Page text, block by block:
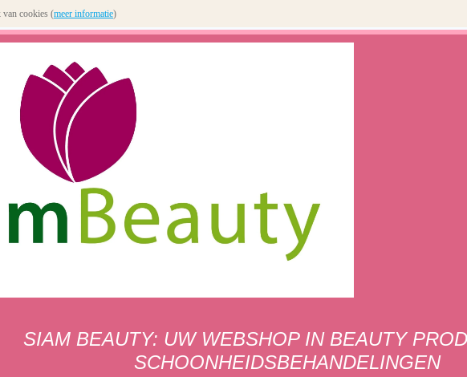
SIAM BEAUTY: UW WEBSHOP IN BEAUTY
SCHOONHEIDSBEHANDELINGEN
van cookies (meer informatie)